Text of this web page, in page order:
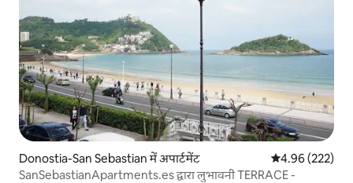
Donostia-San Sebastian में अपार्टमेंट औसत रेटिंग 5 में से
4.96 (222)
SanSebastianApartments.es द्वारा लुभावनी TERRACE -